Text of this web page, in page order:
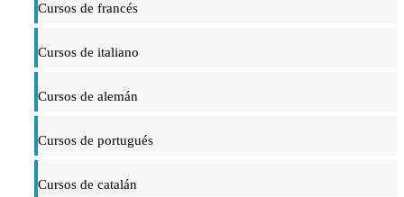
Cursos de francés
Cursos de italiano
Cursos de alemán
Cursos de portugués
Cursos de catalán